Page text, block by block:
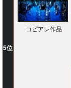
5位
コピアレ作品